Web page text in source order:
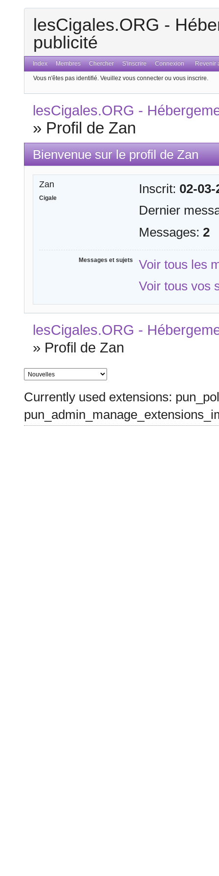
lesCigales.ORG -
publicité
Index Membres Chercher S'inscrire Connexion Revenir
Vous n'êtes pas identifié. Veuillez vous connecter ou vous inscrire.
lesCigales.ORG -
» Profil de Zan
Bienvenue sur le profil de Zan
Zan
Cigale
Inscrit: 02-03-
Dernier
Messages: 2
Messages et sujets
Voir tous les
Voir tous vos
lesCigales.ORG -
» Profil de Zan
Currently used extensions: